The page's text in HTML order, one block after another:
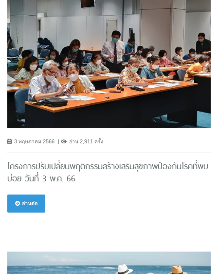
3 พฤษภาคม 2566 อ่าน 2,911 ครั้ง
โครงการปรับเปลี่ยนพฤติกรรมสร้างเสริมสุขภาพป้องกันโรคที่พบ
บ่อย วันที่ 3 พ.ค. 66
อ่านต่อ